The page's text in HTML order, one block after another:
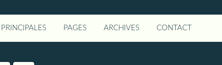
PAGES ARCHIVES CONTACT